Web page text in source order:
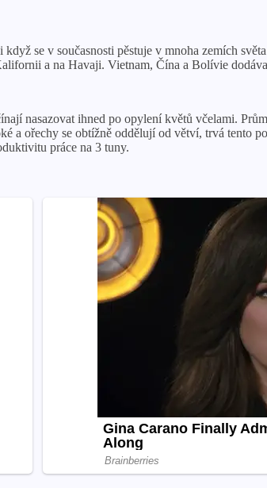
se v současnosti pěstuje v mnoha zemích
a na Havaji. Vietnam, Čína a Bolívie
nasazovat ihned po opylení květů včelami.
a ořechy se obtížně oddělují od větví, trvá tento
práce na 3 tuny.